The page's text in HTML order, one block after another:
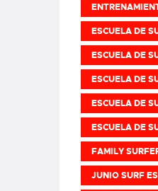
ESCUELA DE
ESCUELA DE
ESCUELA DE
ESCUELA DE
ESCUELA DE
FAMILY
JUNIO SURF